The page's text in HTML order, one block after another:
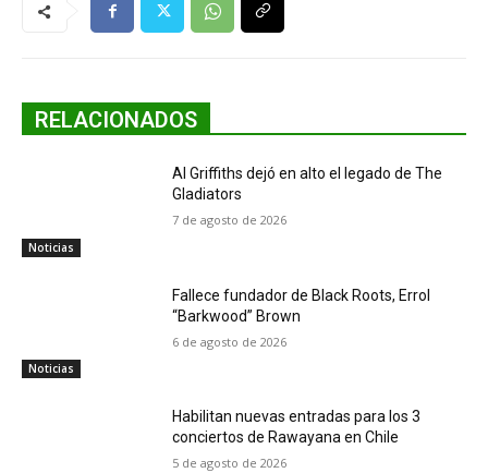
RELACIONADOS
Noticias
Al Griffiths dejó en alto el legado de The
Gladiators
7 de agosto de 2026
Noticias
Fallece fundador de Black Roots, Errol
“Barkwood” Brown
6 de agosto de 2026
Habilitan nuevas entradas para los 3
conciertos de Rawayana en Chile
5 de agosto de 2026